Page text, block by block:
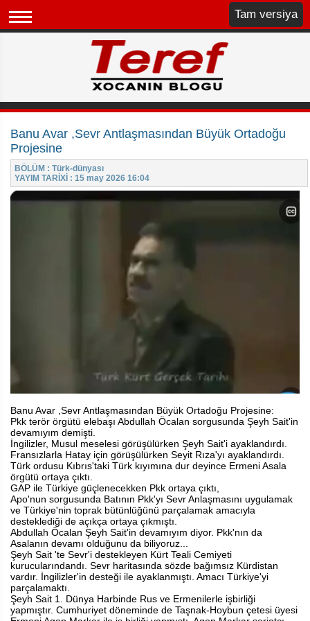
Tam versiya
Banu Avar ,Sevr Antlaşmasından Büyük Ortadoğu
Projesine
BÖLÜM : Türk-dünyası
YAYIM TARİXİ : 15 may 2026 16:04
Banu Avar ,Sevr Antlaşmasından Büyük Ortadoğu Projesine:
Pkk terör örgütü elebaşı Abdullah Öcalan sorgusunda Şeyh Sait'in
devamıyım demişti.
İngilizler, Musul meselesi görüşülürken Şeyh Sait'i ayaklandırdı.
Fransızlarla Hatay için görüşülürken Seyit Rıza'yı ayaklandırdı.
Türk ordusu Kıbrıs'taki Türk kıyımına dur deyince Ermeni Asala
örgütü ortaya çıktı.
GAP ile Türkiye güçlenecekken Pkk ortaya çıktı,
Apo'nun sorgusunda Batının Pkk'yı Sevr Anlaşmasını uygulamak
ve Türkiye'nin toprak bütünlüğünü parçalamak amacıyla
desteklediği de açıkça ortaya çıkmıştı.
Abdullah Öcalan Şeyh Sait'in devamıyım diyor. Pkk'nın da
Asalanın devamı olduğunu da biliyoruz...
Şeyh Sait 'te Sevr'i destekleyen Kürt Teali Cemiyeti
kurucularındandı. Sevr haritasında sözde bağımsız Kürdistan
vardır. İngilizler'in desteği ile ayaklanmıştı. Amacı Türkiye'yi
parçalamaktı.
Şeyh Sait 1. Dünya Harbinde Rus ve Ermenilerle işbirliği
yapmıştır. Cumhuriyet döneminde de Taşnak-Hoybun çetesi üyesi